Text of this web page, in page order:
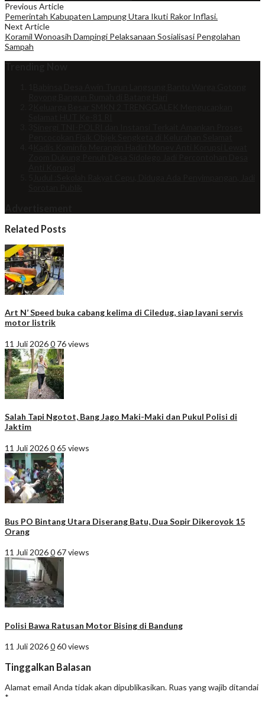
Previous Article
Pemerintah Kabupaten Lampung Utara Ikuti Rakor Inflasi.
Next Article
Koramil Wonoasih Dampingi Pelaksanaan Sosialisasi Pengolahan
Sampah
Related Posts
Art N’ Speed buka cabang kelima di Ciledug, siap layani servis
motor listrik
11 Juli 20260 76 views
Salah Tapi Ngotot, Bang Jago Maki-Maki dan Pukul Polisi di
Jaktim
11 Juli 2026065 views
Bus PO Bintang Utara Diserang Batu, Dua Sopir Dikeroyok 15
Orang
11 Juli 2026067 views
Polisi Bawa Ratusan Motor Bising di Bandung
11 Juli 2026060 views
Tinggalkan Balasan
Alamat email Anda tidak akan dipublikasikan. Ruas yang wajib ditandai
*